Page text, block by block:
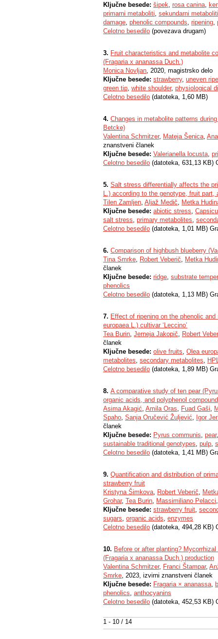
1 - 10 / 14
Ključne besede: šipek, rosa canina,
primarni metaboliti, sekundarni metaboliti
damage, phenolic compounds, ripening,
Celotno besedilo (povezava drugam)
3. Fruit characteristics and metabolite
(Fragaria x ananassa Duch.)
Monica Novljan, 2020, magistrsko delo
Ključne besede: strawberry, uneven
green tip, white shoulder, physiological
Celotno besedilo (datoteka, 1,60 MB)
4. Changes in metabolite patterns
Betcke)
Valentina Schmitzer, Mateja Šenica,
znanstveni članek
Ključne besede: Valerianella locusta,
Celotno besedilo (datoteka, 631,13 KB)
5. Salt stress differentially affects the
L.) according to the genotype, fruit part,
Tilen Zamljen, Aljaž Medič, Metka
Ključne besede: abiotic stress,
salt stress, primary metabolites,
Celotno besedilo (datoteka, 1,01 MB)
6. Comparison of highbush blueberry
Tina Smrke, Robert Veberič, Metka
članek
Ključne besede: ridge, substrate
phenolics
Celotno besedilo (datoteka, 1,13 MB)
7. Effect of ripening on the phenolic
europaea L.) cultivar ‘Leccino’
Tea Burin, Jerneja Jakopič, Robert
članek
Ključne besede: olive fruits, Olea
metabolites, secondary metabolites,
Celotno besedilo (datoteka, 1,89 MB)
8. A comparative study of ten pear
organic acids, and polyphenol
Asima Akagić, Amila Oras, Fuad Gaši,
Spaho, Sanja Oručević Žuljević, Igor
članek
Ključne besede: Pyrus communis, pear
sustainable traditional genotypes, pulp,
Celotno besedilo (datoteka, 1,41 MB)
9. Quantification and distribution of
strawberry fruit
Kristyna Šimkova, Robert Veberič,
Grohar, Tea Burin, Massimiliano Pelacci
Ključne besede: strawberry fruit,
sugars, organic acids, enzymes
Celotno besedilo (datoteka, 494,28 KB)
10. Before or after planting?
(Fragaria x ananassa Duch.) production
Valentina Schmitzer, Franci Štampar,
Smrke, 2023, izvirni znanstveni članek
Ključne besede: Fragaria × ananassa,
phenolics, anthocyanins
Celotno besedilo (datoteka, 452,53 KB)